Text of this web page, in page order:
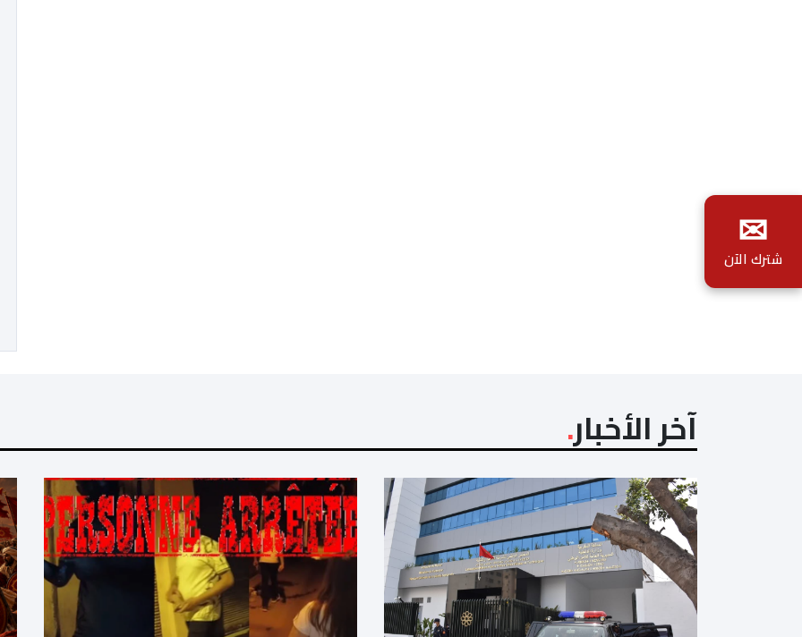
آخر الأخبار
✉
شترك الآن